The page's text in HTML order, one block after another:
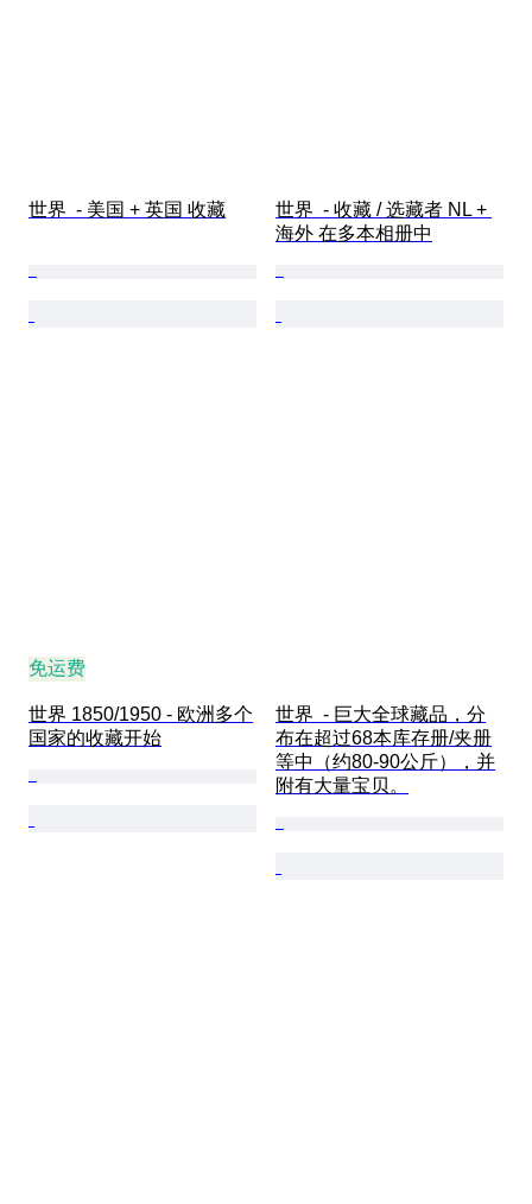
世界  - 美国 + 英国 收藏
世界  - 收藏 / 选藏者 NL +
海外 在多本相册中
免运费
世界 1850/1950 - 欧洲多个
国家的收藏开始
世界  - 巨大全球藏品，分
布在超过68本库存册/夹册
等中（约80-90公斤），并
附有大量宝贝。